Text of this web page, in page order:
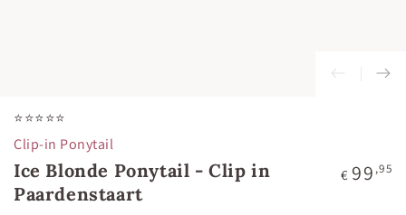
⭐⭐⭐⭐⭐
Clip-in Ponytail
Ice Blonde Ponytail - Clip in
Paardenstaart
Normale
€ 99 ,95